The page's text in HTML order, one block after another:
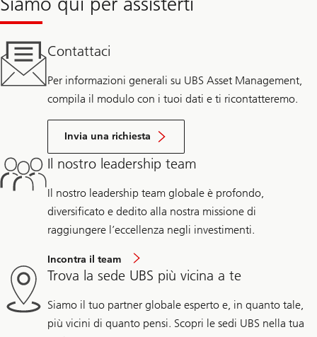
Contattaci
Per informazioni generali su UBS Asset Management,
compila il modulo con i tuoi dati e ti ricontatteremo.
Invia una richiesta
Il nostro leadership team
Il nostro leadership team globale è profondo,
diversificato e dedito alla nostra missione di
raggiungere l’eccellenza negli investimenti.
Incontra il team
Trova la sede UBS più vicina a te
Siamo il tuo partner globale esperto e, in quanto tale,
più vicini di quanto pensi. Scopri le sedi UBS nella tua